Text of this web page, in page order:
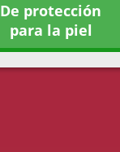
De protección
para la piel